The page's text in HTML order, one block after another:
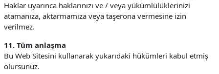
Haklar uyarınca haklarınızı ve / veya yükümlülüklerinizi
atamanıza, aktarmamıza veya taşerona vermesine izin
verilmez.
11. Tüm anlaşma
Bu Web Sitesini kullanarak yukarıdaki hükümleri kabul etmiş
olursunuz.